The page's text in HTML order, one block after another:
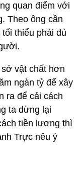
quan điểm với
Theo ông cần
thiểu phải đủ
vật chất hơn
ngàn tỷ để xây
ra để cải cách
ta dừng lại
tiền lương thì
Trực nêu ý